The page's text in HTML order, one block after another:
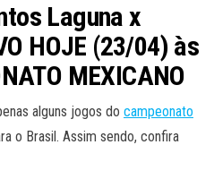
Laguna x
HOJE (23/04) às
MEXICANO
alguns jogos do campeonato
o Brasil. Assim sendo, confira